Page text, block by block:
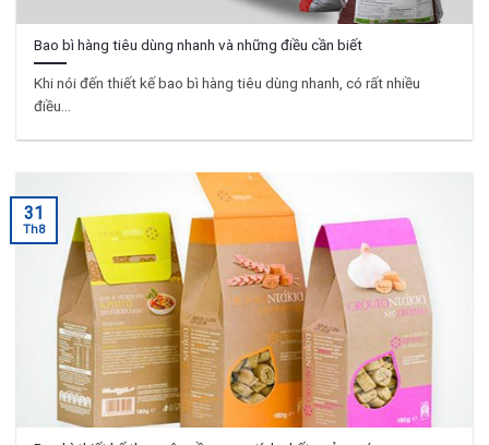
Bao bì hàng tiêu dùng nhanh và những điều cần biết
Khi nói đến thiết kế bao bì hàng tiêu dùng nhanh, có rất nhiều
điều...
31
Th8